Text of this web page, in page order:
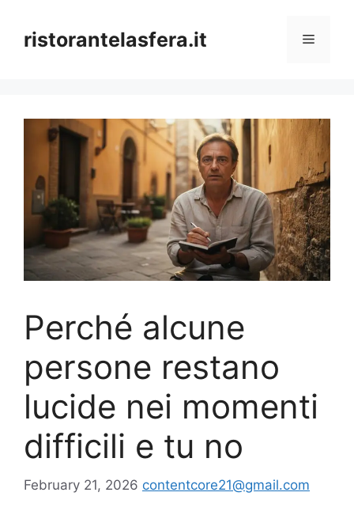
contentristorantelasfera.it Menu
Perché alcune
persone restano
lucide nei momenti
difficili e tu no
February 21, 2026 contentcore21@gmail.com